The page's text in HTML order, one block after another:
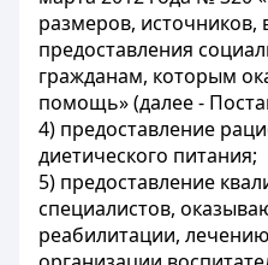
размеров, источников,
предоставления
гражданам, которым
помощь» (далее -
4) предоставление
диетического питания;
5) предоставление
специалистов,
реабилитации,